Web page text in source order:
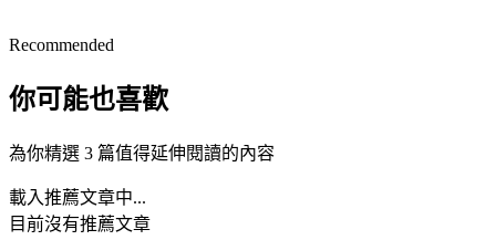
Recommended
你可能也喜歡
為你精選 3 篇值得延伸閱讀的內容
載入推薦文章中...
目前沒有推薦文章